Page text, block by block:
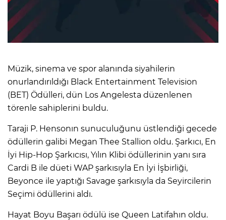
Müzik, sinema ve spor alanında siyahilerin
onurlandırıldığı Black Entertainment Television
(BET) Ödülleri, dün Los Angelesta düzenlenen
törenle sahiplerini buldu.
Taraji P. Hensonın sunuculuğunu üstlendiği gecede
ödüllerin galibi Megan Thee Stallion oldu. Şarkıcı, En
İyi Hip-Hop Şarkıcısı, Yılın Klibi ödüllerinin yanı sıra
Cardi B ile düeti WAP şarkısıyla En İyi İşbirliği,
Beyonce ile yaptığı Savage şarkısıyla da Seyircilerin
Seçimi ödüllerini aldı.
Hayat Boyu Başarı ödülü ise Queen Latifahın oldu.